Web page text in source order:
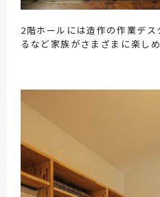
2階ホールには造作の作業デ
るなど家族がさまざまに楽し